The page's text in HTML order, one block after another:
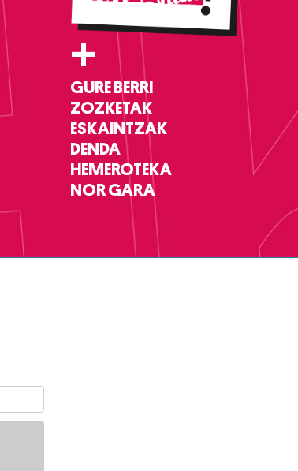
+
GURE BERRI
ZOZKETAK
ESKAINTZAK
DENDA
HEMEROTEKA
NOR GARA